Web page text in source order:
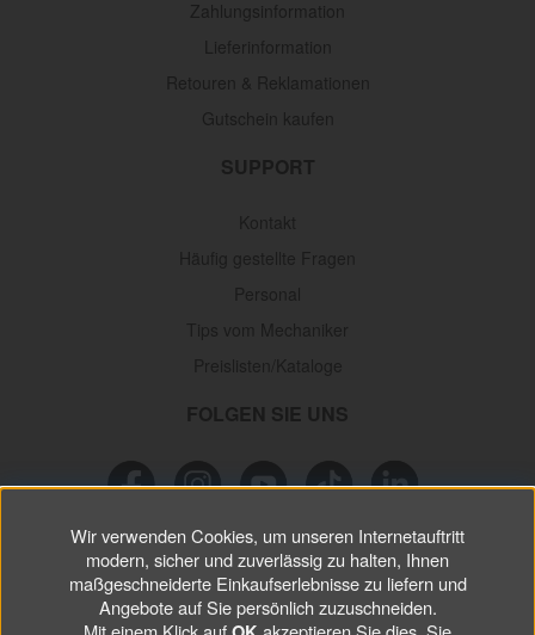
NEWSLETTER
Verpassen Sie keineSonderaktionen, wichtigen Informationen und
nützlichen Tips.
Wir verwenden Cookies, um unseren Internetauftritt
modern, sicher und zuverlässig zu halten, Ihnen
maßgeschneiderte Einkaufserlebnisse zu liefern und
Angebote auf Sie persönlich zuzuschneiden.